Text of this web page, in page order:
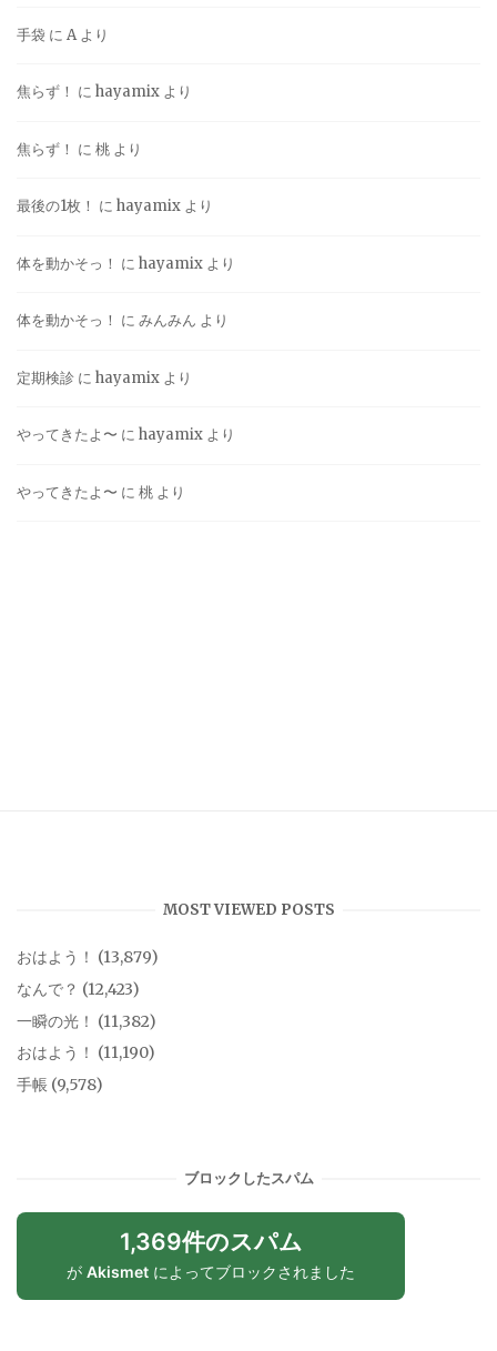
手袋 に Aより
焦らず！ に hayamix より
焦らず！ に 桃 より
最後の1枚！ に hayamix より
体を動かそっ！ に hayamix より
体を動かそっ！ に みんみん より
定期検診 に hayamix より
やってきたよ〜 に hayamix より
やってきたよ〜 に 桃 より
MOST VIEWED POSTS
おはよう！ (13,879)
なんで？ (12,423)
一瞬の光！ (11,382)
おはよう！ (11,190)
手帳 (9,578)
ブロックしたスパム
1,369件のスパム
が Akismet によってブロックされました